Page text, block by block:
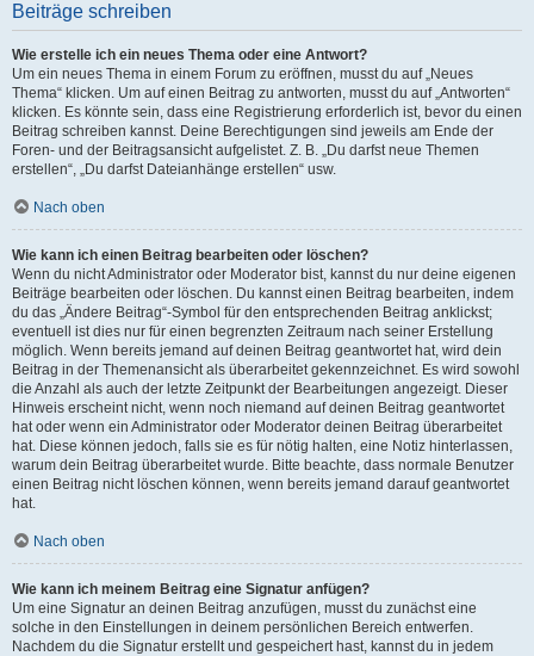
Beiträge schreiben
Wie erstelle ich ein neues Thema oder eine Antwort?
Um ein neues Thema in einem Forum zu eröffnen, musst du auf „Neues
Thema“ klicken. Um auf einen Beitrag zu antworten, musst du auf „Antworten“
klicken. Es könnte sein, dass eine Registrierung erforderlich ist, bevor du einen
Beitrag schreiben kannst. Deine Berechtigungen sind jeweils am Ende der
Foren- und der Beitragsansicht aufgelistet. Z. B. „Du darfst neue Themen
erstellen“, „Du darfst Dateianhänge erstellen“ usw.
Nach oben
Wie kann ich einen Beitrag bearbeiten oder löschen?
Wenn du nicht Administrator oder Moderator bist, kannst du nur deine eigenen
Beiträge bearbeiten oder löschen. Du kannst einen Beitrag bearbeiten, indem
du das „Ändere Beitrag“-Symbol für den entsprechenden Beitrag anklickst;
eventuell ist dies nur für einen begrenzten Zeitraum nach seiner Erstellung
möglich. Wenn bereits jemand auf deinen Beitrag geantwortet hat, wird dein
Beitrag in der Themenansicht als überarbeitet gekennzeichnet. Es wird sowohl
die Anzahl als auch der letzte Zeitpunkt der Bearbeitungen angezeigt. Dieser
Hinweis erscheint nicht, wenn noch niemand auf deinen Beitrag geantwortet
hat oder wenn ein Administrator oder Moderator deinen Beitrag überarbeitet
hat. Diese können jedoch, falls sie es für nötig halten, eine Notiz hinterlassen,
warum dein Beitrag überarbeitet wurde. Bitte beachte, dass normale Benutzer
einen Beitrag nicht löschen können, wenn bereits jemand darauf geantwortet
hat.
Nach oben
Wie kann ich meinem Beitrag eine Signatur anfügen?
Um eine Signatur an deinen Beitrag anzufügen, musst du zunächst eine
solche in den Einstellungen in deinem persönlichen Bereich entwerfen.
Nachdem du die Signatur erstellt und gespeichert hast, kannst du in jedem